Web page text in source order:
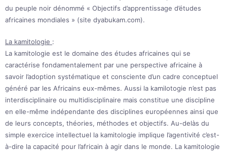
du peuple noir dénommé « Objectifs d’apprentissage d’études
africaines mondiales » (site dyabukam.com).
La kamitologie :
La kamitologie est le domaine des études africaines qui se
caractérise fondamentalement par une perspective africaine à
savoir l’adoption systématique et consciente d’un cadre conceptuel
généré par les Africains eux-mêmes. Aussi la kamilotogie n’est pas
interdisciplinaire ou multidisciplinaire mais constitue une discipline
en elle-même indépendante des disciplines européennes ainsi que
de leurs concepts, théories, méthodes et objectifs. Au-delàs du
simple exercice intellectuel la kamitologie implique l’agentivité c’est-
à-dire la capacité pour l’africain à agir dans le monde. La kamitologie